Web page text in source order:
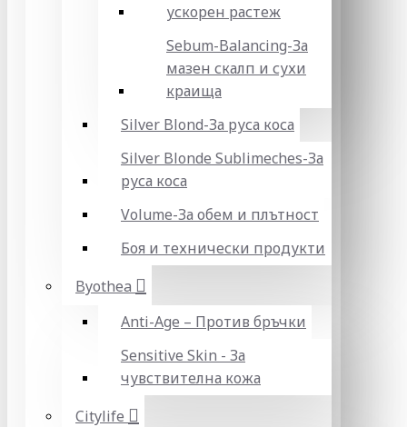
ускорен растеж
Sebum-Balancing-За
мазен скалп и сухи
краища
Silver Blond-За руса коса
Silver Blonde Sublіmeches-За
руса коса
Volume-За обем и плътност
Боя и технически продукти
Byothea
Anti-Age – Против бръчки
Sensitive Skin - За
чувствителна кожа
Citylife